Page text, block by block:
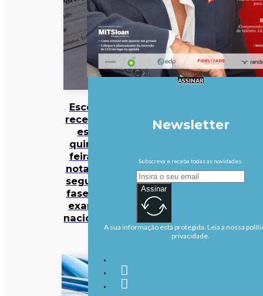
Escolas
recebem
esta
quinta-
feira as
notas da
segunda
fase dos
exames
nacionais
ASSINAR
Newsletter
Subscreva e receba todas as novidades.
Assinar
A sua informação está protegida. Leia a nossa
privacidade.